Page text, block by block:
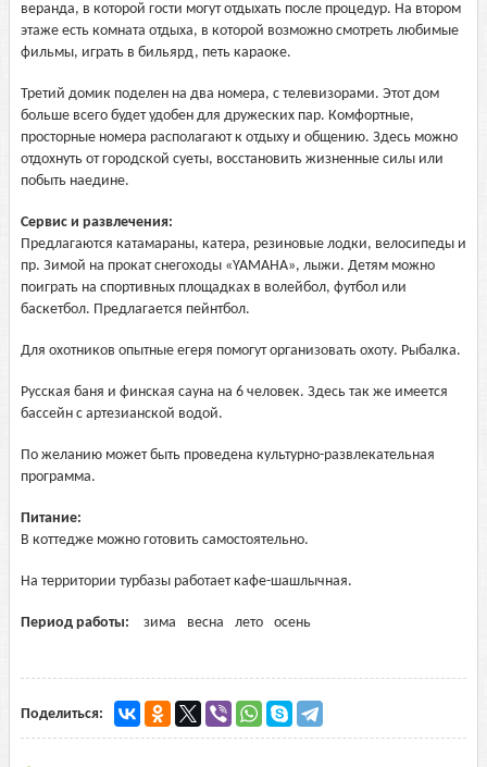
веранда, в которой гости могут отдыхать после процедур. На втором
этаже есть комната отдыха, в которой возможно смотреть любимые
фильмы, играть в бильярд, петь караоке.
Третий домик поделен на два номера, с телевизорами. Этот дом
больше всего будет удобен для дружеских пар. Комфортные,
просторные номера располагают к отдыху и общению. Здесь можно
отдохнуть от городской суеты, восстановить жизненные силы или
побыть наедине.
Сервис и развлечения:
Предлагаются катамараны, катера, резиновые лодки, велосипеды и
пр. Зимой на прокат снегоходы «YAMAHA», лыжи. Детям можно
поиграть на спортивных площадках в волейбол, футбол или
баскетбол. Предлагается пейнтбол.
Для охотников опытные егеря помогут организовать охоту. Рыбалка.
Русская баня и финская сауна на 6 человек. Здесь так же имеется
бассейн с артезианской водой.
По желанию может быть проведена культурно-развлекательная
программа.
Питание:
В коттедже можно готовить самостоятельно.
На территории турбазы работает кафе-шашлычная.
Период работы: зима весна лето осень
Поделиться: